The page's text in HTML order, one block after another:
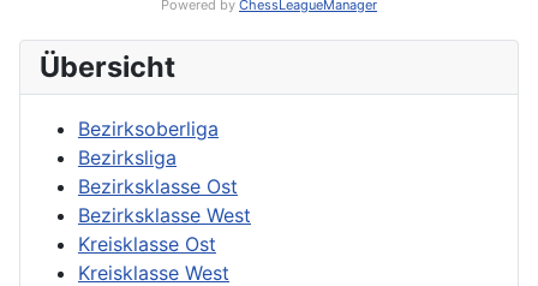
Übersicht
Bezirksoberliga
Bezirksliga
Bezirksklasse Ost
Bezirksklasse West
Kreisklasse Ost
Kreisklasse West
Powered by ChessLeagueManager